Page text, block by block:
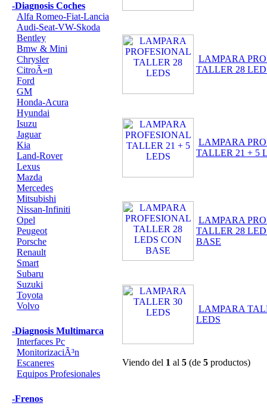
-Diagnosis Coches
Alfa Romeo-Fiat-Lancia
Audi-Seat-VW-Skoda
Bentley
Bmw & Mini
Chrysler
CitroÃ«n
Ford
GM
Honda-Acura
Hyundai
Isuzu
Jaguar
Kia
Land-Rover
Lexus
Mazda
Mercedes
Mitsubishi
Nissan-Infiniti
Opel
Peugeot
Porsche
Renault
Smart
Subaru
Suzuki
Toyota
Volvo
-Diagnosis Multimarca
Interfaces Pc
MonitorizaciÃ³n
Escaneres
Equipos Profesionales
-Frenos
LAMPARA
TALLER 28
LAMPARA
TALLER 21 + 5
LAMPARA
TALLER 28
BASE
LAMPARA
LEDS
Viendo del 1 al 5 (de 5 productos)